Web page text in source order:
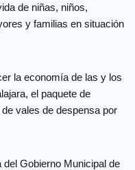
de niñas, niños,
y familias en situación
la economía de las y los
el paquete de
vales de despensa por
Gobierno Municipal de